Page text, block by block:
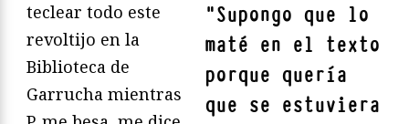
"Supongo que lo
maté en el texto
porque quería
que se estuviera
teclear todo este
revoltijo en la
Biblioteca de
Garrucha mientras